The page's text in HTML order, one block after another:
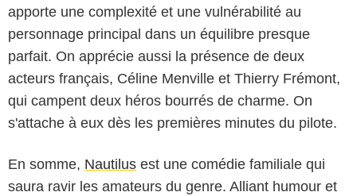
apporte une complexité et une vulnérabilité au
personnage principal dans un équilibre presque
parfait. On apprécie aussi la présence de deux
acteurs français, Céline Menville et Thierry Frémont,
qui campent deux héros bourrés de charme. On
s'attache à eux dès les premières minutes du pilote.
En somme, Nautilus est une comédie familiale qui
saura ravir les amateurs du genre. Alliant humour et